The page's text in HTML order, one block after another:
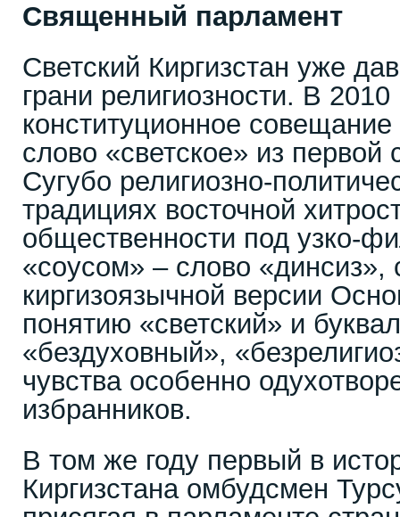
Священный парламент
Светский Киргизстан уже
грани религиозности. В 2010
конституционное
слово «светское» из первой
Сугубо религиозно-
традициях восточной
общественности под узко-
«соусом» – слово «динсиз»,
киргизоязычной версии
понятию «светский» и
«бездуховный»,
чувства особенно
избранников.
В том же году первый в
Киргизстана омбудсмен